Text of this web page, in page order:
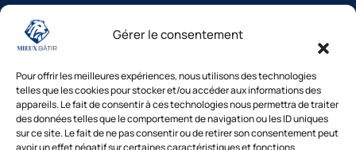
Gérer le consentement
Pour offrir les meilleures expériences, nous utilisons des technologies
telles que les cookies pour stocker et/ou accéder aux informations des
appareils. Le fait de consentir à ces technologies nous permettra de traiter
des données telles que le comportement de navigation ou les ID uniques
sur ce site. Le fait de ne pas consentir ou de retirer son consentement peut
avoir un effet négatif sur certaines caractéristiques et fonctions.
La Bédoule : 04.42.36.29.99
St-Cannat : 04.42.36.29.99
Cavaillon : 04.84.85.88.94
Le Beausset : 04.94.38.22.19